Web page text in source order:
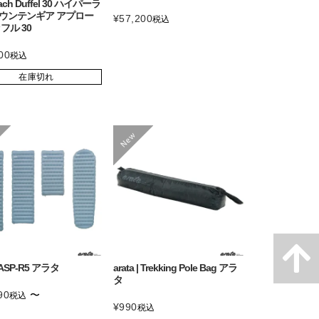
Duffel 30 ハイパーラ
ンテンギア アプロー
ル 30
税込
在庫切れ
¥57,200税込
R5 アラタ
税込 〜
arata | Trekking Pole Bag アラ
タ
¥990税込